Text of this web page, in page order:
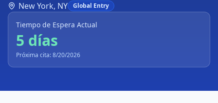
New York, NY Global Entry
Tiempo de Espera Actual
5 días
Próxima cita: 8/20/2026